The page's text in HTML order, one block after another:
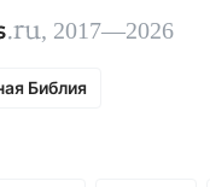
, 2017—2026
Библия